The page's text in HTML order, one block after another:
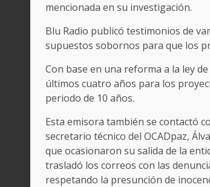
mencionada en su investigación.
Blu Radio publicó testimonios de
supuestos sobornos para que los
Con base en una reforma a la ley
últimos cuatro años para los
periodo de 10 años.
Esta emisora también se contactó
secretario técnico del OCADpaz,
que ocasionaron su salida de la
trasladó los correos con las
respetando la presunción de